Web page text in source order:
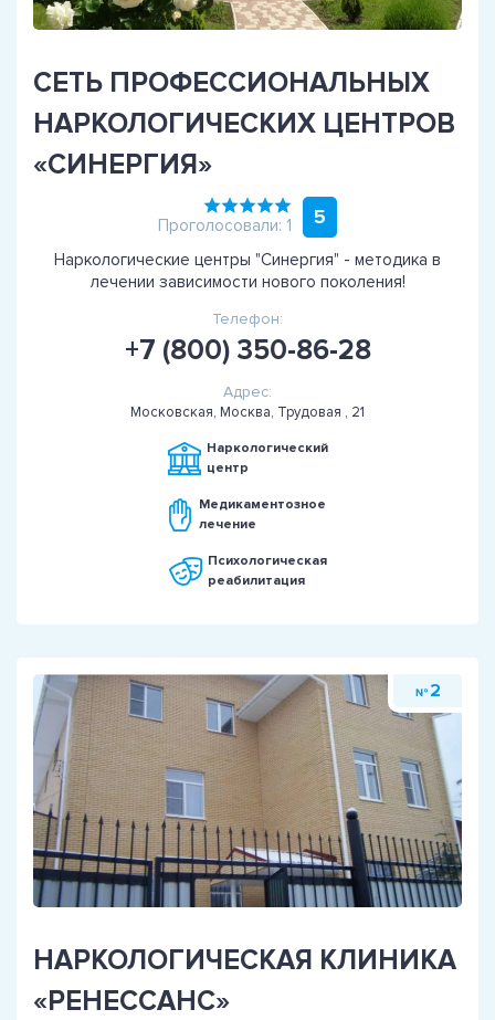
СЕТЬ ПРОФЕССИОНАЛЬНЫХ
НАРКОЛОГИЧЕСКИХ ЦЕНТРОВ
«СИНЕРГИЯ»
Проголосовали: 1 5
Наркологические центры "Синергия" - методика в
лечении зависимости нового поколения!
Телефон:
+7 (800) 350-86-28
Адрес:
Московская, Москва, Трудовая , 21
Наркологический
центр
Медикаментозное
лечение
Психологическая
реабилитация
№ 2
НАРКОЛОГИЧЕСКАЯ КЛИНИКА
«РЕНЕССАНС»